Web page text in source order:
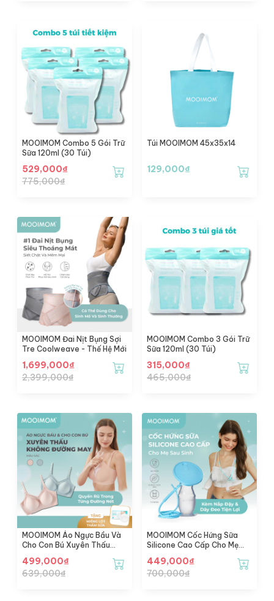
MOOIMOM Combo 5 Gói Trữ
Sữa 120ml (30 Túi)
529,000₫
775,000₫
Túi MOOIMOM 45x35x14
129,000₫
MOOIMOM Đai Nịt Bụng Sợi
Tre Coolweave - Thế Hệ Mới
1,699,000₫
2,399,000₫
MOOIMOM Combo 3 Gói Trữ
Sữa 120ml (30 Túi)
315,000₫
465,000₫
MOOIMOM Áo Ngực Bầu Và
Cho Con Bú Xuyên Thấu
499,000₫
639,000₫
MOOIMOM Cốc Hứng Sữa
Silicone Cao Cấp Cho Mẹ
Nắp Đậy & Dây Đeo Tiện Lợi
449,000₫
700,000₫